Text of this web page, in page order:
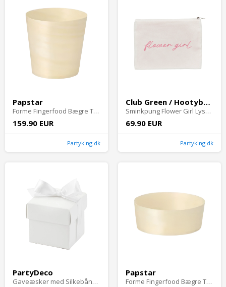
Papstar
Forme Fingerfood Bægre Træ - 50-pak Ø 6 cm x 6 cm
159.90 EUR
Partyking.dk
Club Green / Hootyballoon
Sminkpung Flower Girl Lyserød
69.90 EUR
Partyking.dk
PartyDeco
Gaveæsker med Silkebånd Hvid - 10-pak
Papstar
Forme Fingerfood Bægre Træ - 50-pak Ø 5 cm x 2 cm